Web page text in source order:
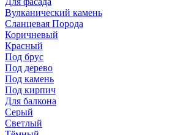
Вулканический камень
Сланцевая Порода
Коричневый
Красный
Под брус
Под дерево
Под камень
Под кирпич
Для балкона
Серый
Светлый